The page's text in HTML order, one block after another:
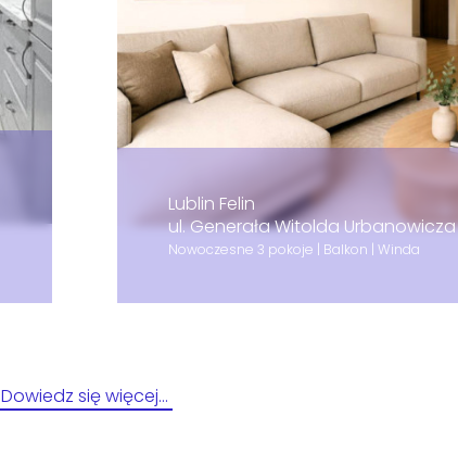
Lublin Felin
ul. Generała Witolda Urbanowicza
Nowoczesne 3 pokoje | Balkon | Winda
Dowiedz się więcej…